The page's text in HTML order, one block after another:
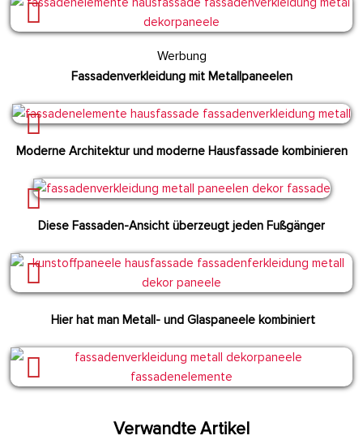
Werbung
Fassadenverkleidung mit Metallpaneelen
Moderne Architektur und moderne Hausfassade kombinieren
Diese Fassaden-Ansicht überzeugt jeden Fußgänger
Hier hat man Metall- und Glaspaneele kombiniert
Verwandte Artikel